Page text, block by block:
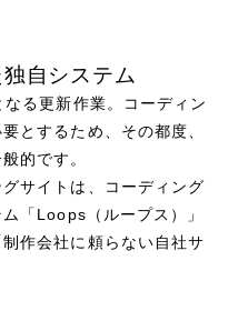
自システム
る更新作業。コーディン
とするため、その都度、
的です。
サイトは、コーディング
「Loops（ループス）」
作会社に頼らない自社サ